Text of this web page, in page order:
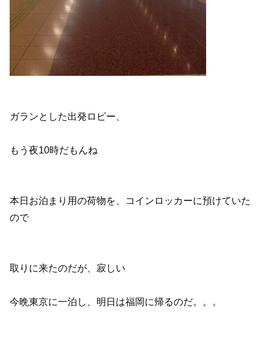
ガランとした出発ロビー、
もう夜10時だもんね
本日お泊まり用の荷物を、コインロッカーに預けていた
ので
取りに来たのだが、寂しい
今晩東京に一泊し、明日は福岡に帰るのだ。。。